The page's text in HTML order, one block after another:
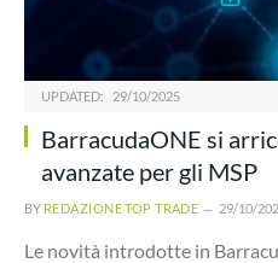
UPDATED: 29/10/2025
BarracudaONE si
avanzate per gli MSP
BY REDAZIONE TOP TRADE 29/10/
Le novità introdotte in